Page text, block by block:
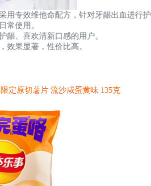
用专效维他命配方，针对牙龈出血进行护
常使用。
龈、喜欢清新口感的用户。
效果显著，性价比高。
限定原切薯片 流沙咸蛋黄味 135克